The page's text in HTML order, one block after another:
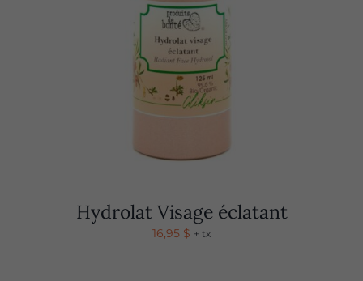
Hydrolat Visage éclatant
16,95 $ + tx